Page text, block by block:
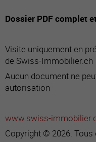
Dossier PDF complet
Visite uniquement en
de Swiss-Immobilier.ch
Aucun document ne
autorisation
www.swiss-
Copyright © 2026.